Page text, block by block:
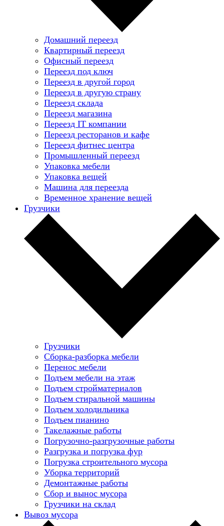
Домашний переезд
Квартирный переезд
Офисный переезд
Переезд под ключ
Переезд в другой город
Переезд в другую страну
Переезд склада
Переезд магазина
Переезд IT компании
Переезд ресторанов и кафе
Переезд фитнес центра
Промышленный переезд
Упаковка мебели
Упаковка вещей
Машина для переезда
Временное хранение вещей
Грузчики
Грузчики
Сборка-разборка мебели
Перенос мебели
Подъем мебели на этаж
Подъем стройматериалов
Подъем стиральной машины
Подъем холодильника
Подъем пианино
Такелажные работы
Погрузочно-разгрузочные работы
Разгрузка и погрузка фур
Погрузка строительного мусора
Уборка территорий
Демонтажные работы
Сбор и вынос мусора
Грузчики на склад
Вывоз мусора